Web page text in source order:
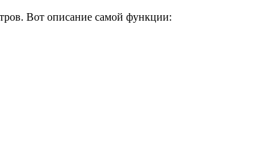
Вот описание самой функции: